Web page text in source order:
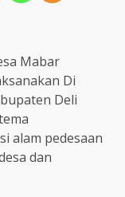
Mabar
Di
Deli
alam pedesaan
dan